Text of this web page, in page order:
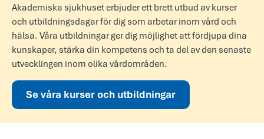
Akademiska sjukhuset erbjuder ett brett utbud av kurser
och utbildningsdagar för dig som arbetar inom vård och
hälsa. Våra utbildningar ger dig möjlighet att fördjupa dina
kunskaper, stärka din kompetens och ta del av den senaste
utvecklingen inom olika vårdområden.
Se våra kurser och utbildningar